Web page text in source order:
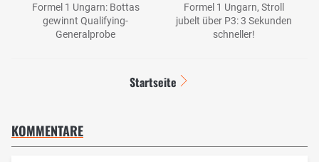
Formel 1 Ungarn: Bottas
gewinnt Qualifying-
Generalprobe
Formel 1 Ungarn, Stroll
jubelt über P3: 3 Sekunden
schneller!
Startseite
KOMMENTARE